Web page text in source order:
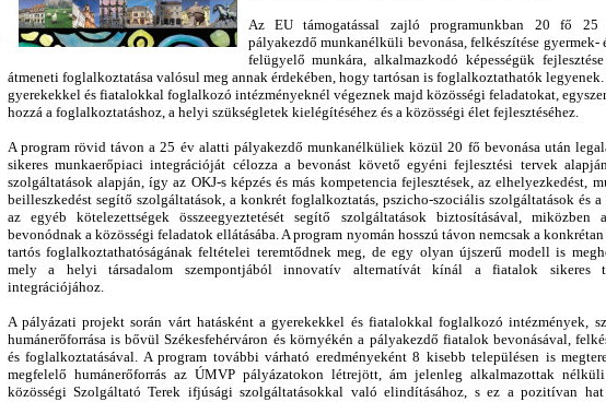
Az EU támogatással zajló programunkban 20 fő
pályakezdő munkanélküli bevonása, felkészítése gyermek-
felügyelő munkára, alkalmazkodó képességük
átmeneti foglalkoztatása valósul meg annak érdekében, hogy tartósan is foglalkoztathatók
gyerekekkel és fiatalokkal foglalkozó intézményeknél végeznek majd közösségi feladatokat,
hozzá a foglalkoztatáshoz, a helyi szükségletek kielégítéséhez és a közösségi élet fejlesztéséhez.
A program rövid távon a 25 év alatti pályakezdő munkanélküliek közül 20 fő bevonása után
sikeres munkaerőpiaci integrációját célozza a bevonást követő egyéni fejlesztési tervek
szolgáltatások alapján, így az OKJ-s képzés és más kompetencia fejlesztések, az elhelyezkedést,
beilleszkedést segítő szolgáltatások, a konkrét foglalkoztatás, pszicho-szociális szolgáltatások és a
az egyéb kötelezettségek összeegyeztetését segítő szolgáltatások biztosításával, miközben
bevonódnak a közösségi feladatok ellátásába. A program nyomán hosszú távon nemcsak a
tartós foglalkoztathatóságának feltételei teremtődnek meg, de egy olyan újszerű modell is
mely a helyi társadalom szempontjából innovatív alternatívát kínál a fiatalok sikeres
integrációjához.
A pályázati projekt során várt hatásként a gyerekekkel és fiatalokkal foglalkozó intézmények,
humánerőforrása is bővül Székesfehérváron és környékén a pályakezdő fiatalok bevonásával,
és foglalkoztatásával. A program további várható eredményeként 8 kisebb településen is
megfelelő humánerőforrás az ÚMVP pályázatokon létrejött, ám jelenleg alkalmazottak
közösségi Szolgáltató Terek ifjúsági szolgáltatásokkal való elindításához, s ez a pozitívan